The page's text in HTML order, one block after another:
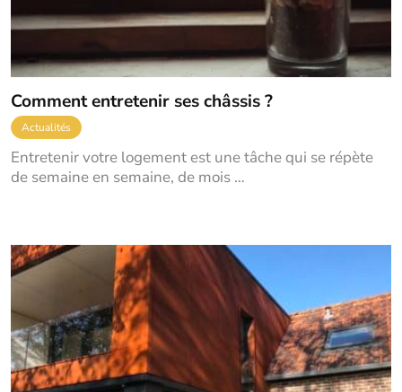
Comment entretenir ses châssis ?
Actualités
Entretenir votre logement est une tâche qui se répète
de semaine en semaine, de mois …